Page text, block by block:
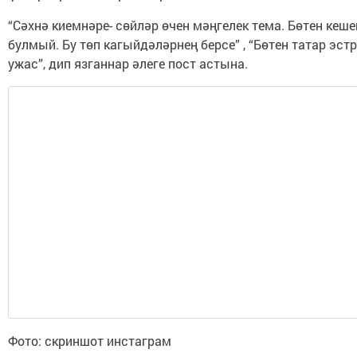
“Сәхнә киемнәре- сөйләр өчен мәңгелек тема. Бөтен
булмый. Бу төп кагыйдәләрнең берсе” , “Бөтен татар
ужас”, дип язганнар әлеге пост астына.
Фото: скриншот инстаграм